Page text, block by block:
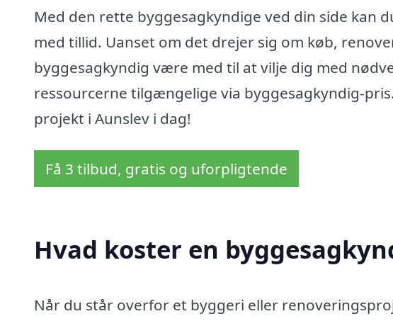
Med den rette byggesagkyndige ved din side kan
med tillid. Uanset om det drejer sig om køb,
byggesagkyndig være med til at vilje dig med
ressourcerne tilgængelige via byggesagkyndig-
projekt i Aunslev i dag!
Få 3 tilbud, gratis og uforpligtende
Hvad koster en
Når du står overfor et byggeri eller